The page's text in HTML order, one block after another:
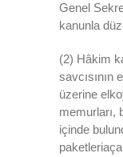
Genel
kanunla
(2) Hâkim
savcısının
üzerine
memurları,
içinde